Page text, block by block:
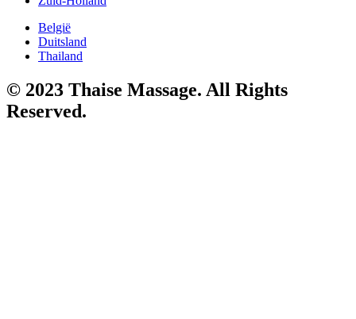
België
Duitsland
Thailand
© 2023 Thaise Massage. All Rights
Reserved.